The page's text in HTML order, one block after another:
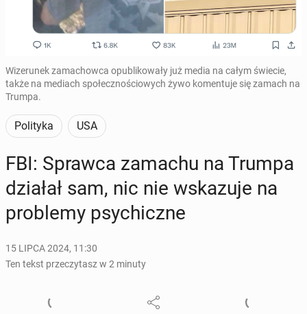
Wizerunek zamachowca opublikowały już media na całym świecie,
także na mediach społecznościowych żywo komentuje się zamach na
Trumpa.
Polityka USA
FBI: Sprawca zamachu na Trumpa
działał sam, nic nie wska­zu­je na
pro­ble­my psy­chicz­ne
15 LIPCA 2024, 11:30
Ten tekst przeczytasz w 2 minuty